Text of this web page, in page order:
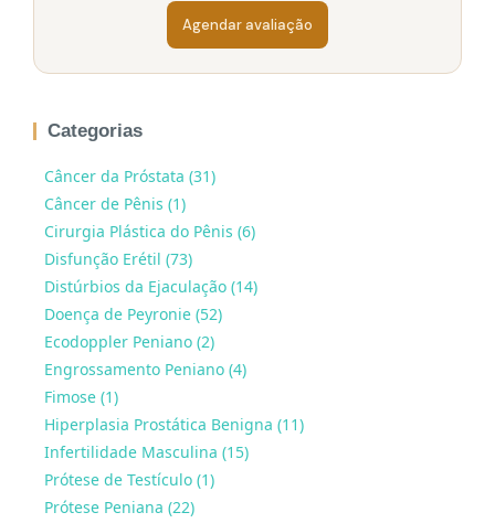
Agendar avaliação
Categorias
Câncer da Próstata (31)
Câncer de Pênis (1)
Cirurgia Plástica do Pênis (6)
Disfunção Erétil (73)
Distúrbios da Ejaculação (14)
Doença de Peyronie (52)
Ecodoppler Peniano (2)
Engrossamento Peniano (4)
Fimose (1)
Hiperplasia Prostática Benigna (11)
Infertilidade Masculina (15)
Prótese de Testículo (1)
Prótese Peniana (22)